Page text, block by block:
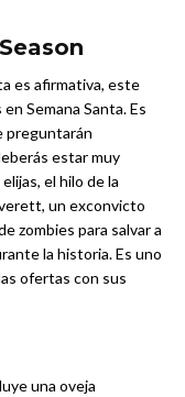
es afirmativa, este
Semana Santa. Es
preguntarán
estar muy
el hilo de la
un exconvicto
zombies para salvar a
la historia. Es uno
ofertas con sus
una oveja